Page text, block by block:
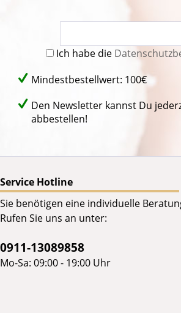
Ich habe die
Mindestbestellwert: 100€
Den Newsletter kannst Du
abbestellen!
Service Hotline
Sie benötigen eine individuelle
Rufen Sie uns an unter:
0911-13089858
Mo-Sa: 09:00 - 19:00 Uhr